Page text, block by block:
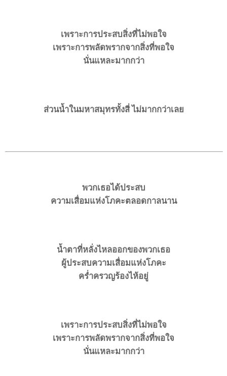
เพราะการประสบสิ่งที่ไม่พอใจ
เพราะการพลัดพรากจากสิ่งที่พอใจ
นั่นแหละมากกว่า
ส่วนน้ำในมหาสมุทรทั้งสี่ ไม่มากกว่าเลย
พวกเธอได้ประสบ
ความเสื่อมแห่งโภคะตลอดกาลนาน
น้ำตาที่หลั่งไหลออกของพวกเธอ
ผู้ประสบความเสื่อมแห่งโภคะ
ครํ่าครวญร้องไห้อยู่
เพราะการประสบสิ่งที่ไม่พอใจ
เพราะการพลัดพรากจากสิ่งที่พอใจ
นั่นแหละมากกว่า